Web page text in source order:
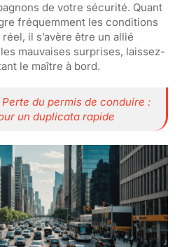
de votre sécurité. Quant
fréquemment les conditions
il s’avère être un allié
mauvaises surprises, laissez-
le maître à bord.
Perte du permis de conduire :
un duplicata rapide